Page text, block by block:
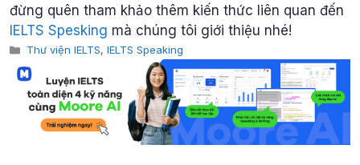
đừng quên tham khảo thêm kiến thức liên quan đến
IELTS Spesking mà chúng tôi giới thiệu nhé!
Categories
Thư viện IELTS, IELTS Speaking